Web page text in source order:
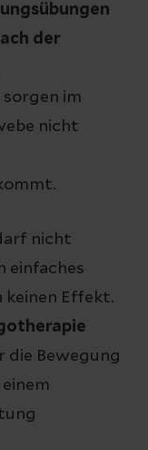
der
im
nicht
nicht
einfaches
keinen Effekt.
die Bewegung